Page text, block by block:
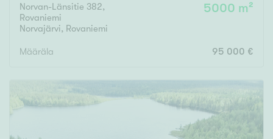
Norvan-Länsitie 382,
Rovaniemi
Norvajärvi, Rovaniemi
5000 m²
Määräla 95 000 €